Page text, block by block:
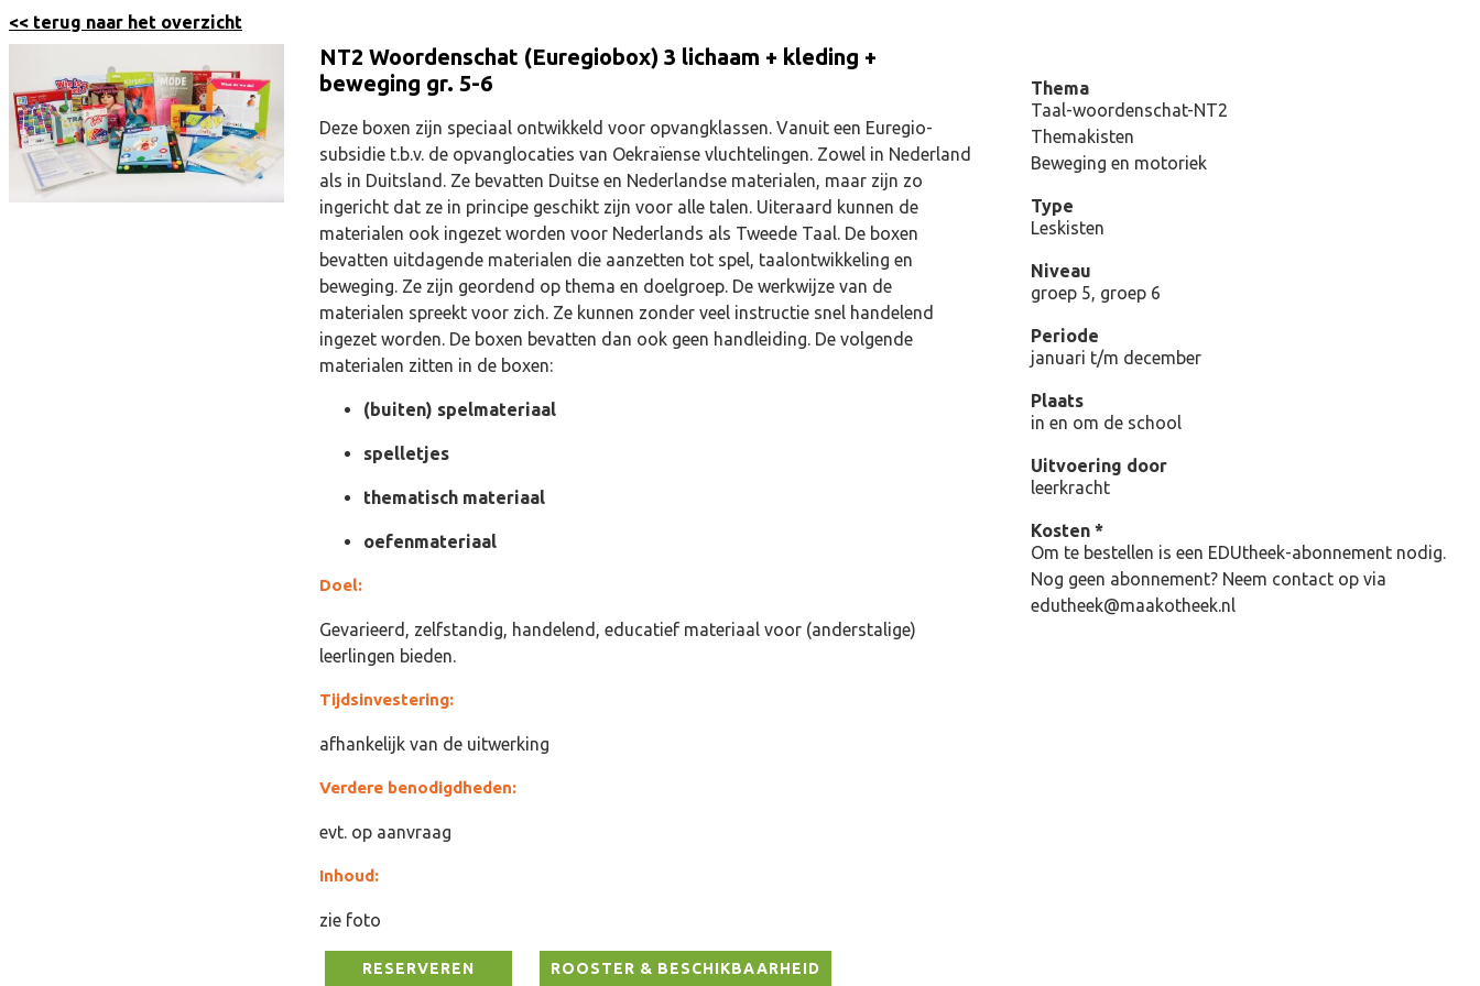
<< terug naar het overzicht
NT2 Woordenschat (Euregiobox) 3 lichaam + kleding +
beweging gr. 5-6
Deze boxen zijn speciaal ontwikkeld voor opvangklassen. Vanuit een Euregio-
subsidie t.b.v. de opvanglocaties van Oekraïense vluchtelingen. Zowel in Nederland
als in Duitsland. Ze bevatten Duitse en Nederlandse materialen, maar zijn zo
ingericht dat ze in principe geschikt zijn voor alle talen. Uiteraard kunnen de
materialen ook ingezet worden voor Nederlands als Tweede Taal. De boxen
bevatten uitdagende materialen die aanzetten tot spel, taalontwikkeling en
beweging. Ze zijn geordend op thema en doelgroep. De werkwijze van de
materialen spreekt voor zich. Ze kunnen zonder veel instructie snel handelend
ingezet worden. De boxen bevatten dan ook geen handleiding. De volgende
materialen zitten in de boxen:
(buiten) spelmateriaal
spelletjes
thematisch materiaal
oefenmateriaal
Doel:
Gevarieerd, zelfstandig, handelend, educatief materiaal voor (anderstalige)
leerlingen bieden.
Tijdsinvestering:
afhankelijk van de uitwerking
Verdere benodigdheden:
evt. op aanvraag
Inhoud:
zie foto
RESERVEREN ROOSTER & BESCHIKBAARHEID
Thema
Taal-woordenschat-NT2
Themakisten
Beweging en motoriek
Type
Leskisten
Niveau
groep 5, groep 6
Periode
januari t/m december
Plaats
in en om de school
Uitvoering door
leerkracht
Kosten *
Om te bestellen is een EDUtheek-abonnement nodig.
Nog geen abonnement? Neem contact op via
edutheek@maakotheek.nl